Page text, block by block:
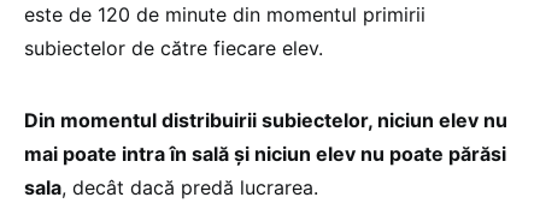
este de 120 de minute din momentul primirii
subiectelor de către fiecare elev.
Din momentul distribuirii subiectelor, niciun elev nu
mai poate intra în sală și niciun elev nu poate părăsi
sala, decât dacă predă lucrarea.